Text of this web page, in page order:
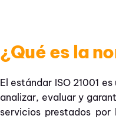
¿Qué es la
El estándar ISO 21001
analizar, evaluar y
servicios prestados